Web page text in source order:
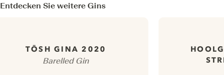
Entdecken Sie weitere Gins
TŌSH GINA 2020
Barelled Gin